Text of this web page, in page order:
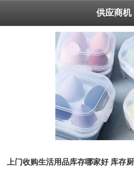
供应商机
上门收购生活用品库存哪家好 库存